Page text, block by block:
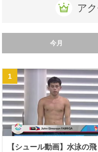
ア
今月
【シュール動画】水泳の飛